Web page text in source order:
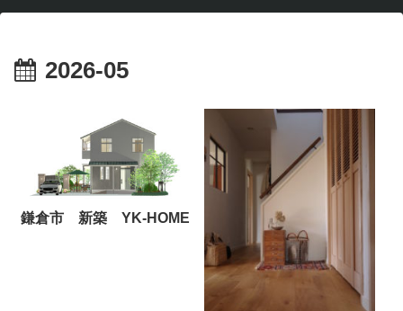
2026-05
鎌倉市 新築 YK-HOME